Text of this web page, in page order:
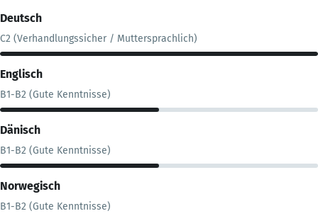
Deutsch
C2 (Verhandlungssicher / Muttersprachlich)
Englisch
B1-B2 (Gute Kenntnisse)
Dänisch
B1-B2 (Gute Kenntnisse)
Norwegisch
B1-B2 (Gute Kenntnisse)